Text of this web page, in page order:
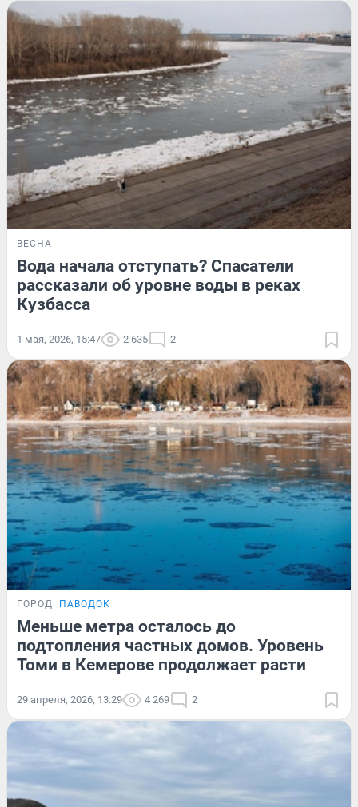
ВЕСНА
Вода начала отступать? Спасатели
рассказали об уровне воды в реках
Кузбасса
1 мая, 2026, 15:47 2 635 2
ГОРОД ПАВОДОК
Меньше метра осталось до
подтопления частных домов. Уровень
Томи в Кемерове продолжает расти
29 апреля, 2026, 13:29 4 269 2